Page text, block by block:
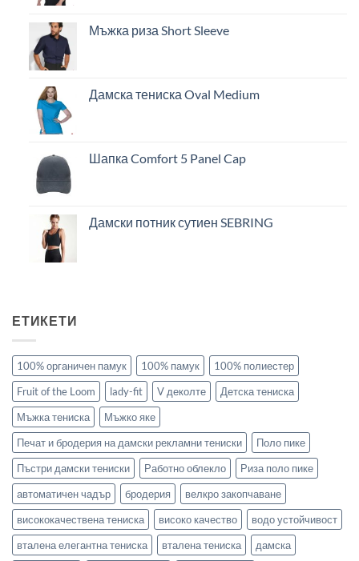
Мъжка риза Short Sleeve
Дамска тениска Oval Medium
Шапка Comfort 5 Panel Cap
Дамски потник сутиен SEBRING
ЕТИКЕТИ
100% органичен памук 100% памук
100% полиестер
Fruit of the Loom
lady-fit V деколте
Детска тениска
Мъжка тениска
Мъжко яке
Печат и бродерия на дамски рекламни тениски
Поло пике
Пъстри дамски тениски
Работно облекло
Риза поло пике
автоматичен чадър
бродерия
велкро закопчаване
висококачествена тениска
високо качество
водо устойчивост
вталена елегантна тениска
вталена тениска дамска